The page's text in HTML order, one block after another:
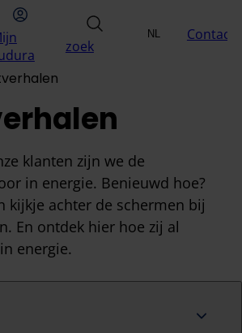
Uitdagingen
Mijn Fudura
zoek
zoek
NL Contact
klanten zijn we de
in energie. Benieuwd hoe?
kijkje achter de schermen bij
En ontdek hier hoe zij al
energie.